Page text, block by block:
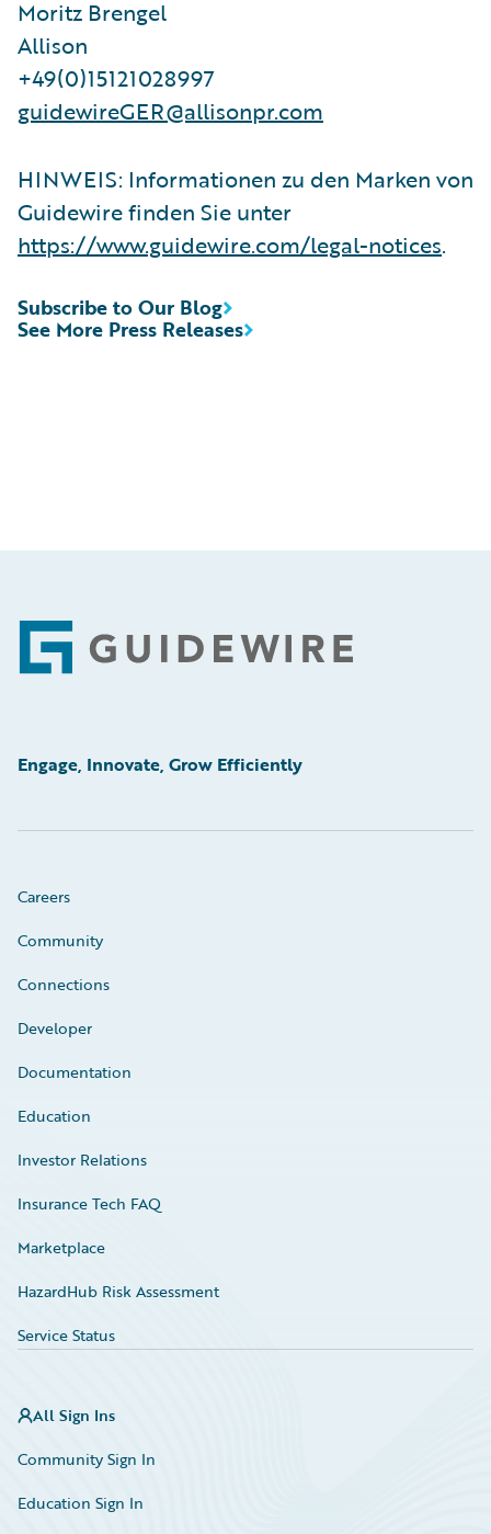
Moritz Brengel
Allison
+49(0)15121028997
guidewireGER@allisonpr.com
HINWEIS: Informationen zu den Marken von
Guidewire finden Sie unter
https://www.guidewire.com/legal-notices.
See More Press Releases
Subscribe to Our Blog
Footer
Engage, Innovate, Grow Efficiently
Careers
Community
Connections
Developer
Documentation
Education
Investor Relations
Insurance Tech FAQ
Marketplace
HazardHub Risk Assessment
Service Status
All Sign Ins
Community Sign In
Education Sign In